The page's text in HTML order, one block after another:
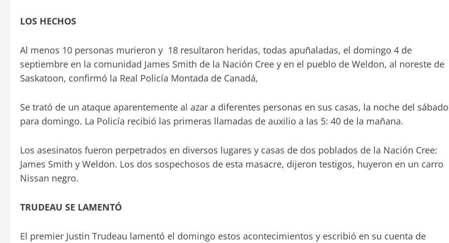
LOS HECHOS
Al menos 10 personas murieron y 18 resultaron heridas, todas apuñaladas, el domingo 4 de
septiembre en la comunidad James Smith de la Nación Cree y en el pueblo de Weldon, al noreste de
Saskatoon, confirmó la Real Policía Montada de Canadá,
Se trató de un ataque aparentemente al azar a diferentes personas en sus casas, la noche del sábado
para domingo. La Policía recibió las primeras llamadas de auxilio a las 5: 40 de la mañana.
Los asesinatos fueron perpetrados en diversos lugares y casas de dos poblados de la Nación Cree:
James Smith y Weldon. Los dos sospechosos de esta masacre, dijeron testigos, huyeron en un carro
Nissan negro.
TRUDEAU SE LAMENTÓ
El premier Justin Trudeau lamentó el domingo estos acontecimientos y escribió en su cuenta de